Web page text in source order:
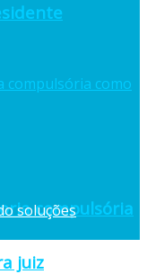
compulsória
juiz
soluções